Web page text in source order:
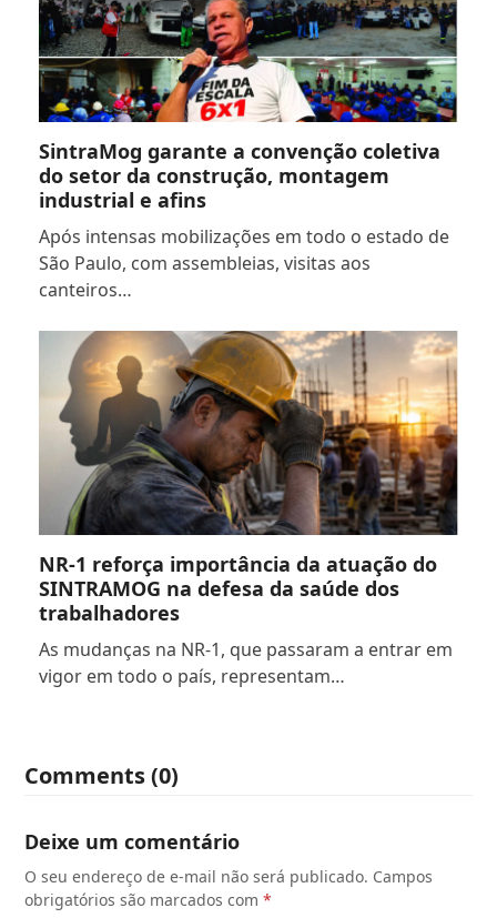
SintraMog garante a convenção coletiva
do setor da construção, montagem
industrial e afins
Após intensas mobilizações em todo o estado de
São Paulo, com assembleias, visitas aos
canteiros…
NR-1 reforça importância da atuação do
SINTRAMOG na defesa da saúde dos
trabalhadores
As mudanças na NR-1, que passaram a entrar em
vigor em todo o país, representam…
Comments (0)
Deixe um comentário
O seu endereço de e-mail não será publicado. Campos
obrigatórios são marcados com*